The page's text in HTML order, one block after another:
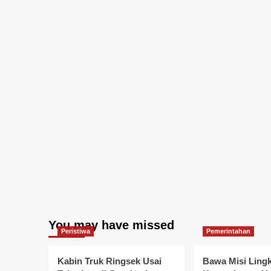
You may have missed
Peristiwa
Kabin Truk Ringsek Usai
Pemerintahan
Bawa Misi